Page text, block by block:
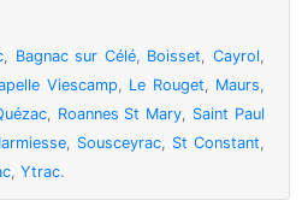
, Bagnac sur Célé, Boisset, Cayrol,
Viescamp, Le Rouget, Maurs,
, Roannes St Mary, Saint Paul
, Sousceyrac, St Constant,
, Ytrac.